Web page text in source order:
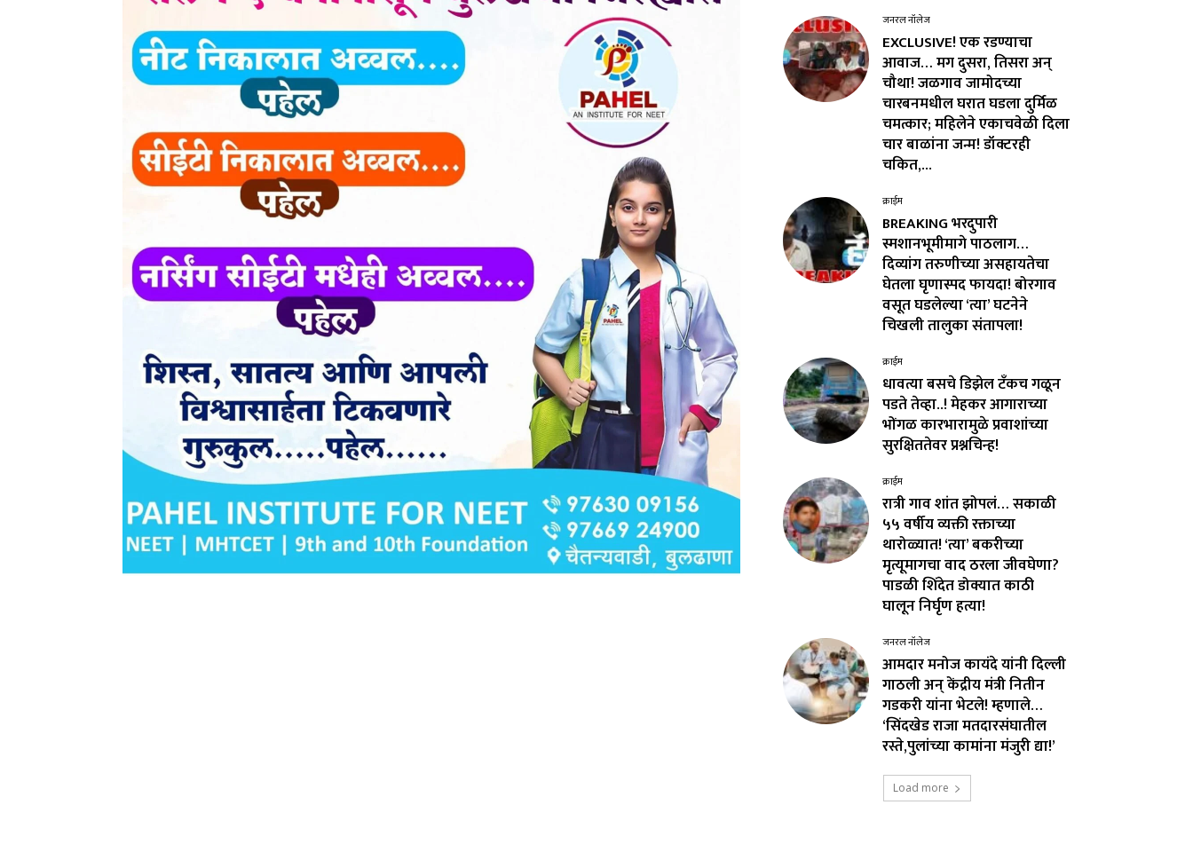
जनरल नॉलेज
EXCLUSIVE! एक रडण्याचा
आवाज… मग दुसरा, तिसरा अन्
चौथा! जळगाव जामोदच्या
चारबनमधील घरात घडला दुर्मिळ
चमत्कार; महिलेने एकाचवेळी दिला
चार बाळांना जन्म! डॉक्टरही
चकित,...
क्राईम
BREAKING भरदुपारी
स्मशानभूमीमागे पाठलाग…
दिव्यांग तरुणीच्या असहायतेचा
घेतला घृणास्पद फायदा! बोरगाव
वसूत घडलेल्या ‘त्या’ घटनेने
चिखली तालुका संतापला!
क्राईम
धावत्या बसचे डिझेल टँकच गळून
पडते तेव्हा..! मेहकर आगाराच्या
भोंगळ कारभारामुळे प्रवाशांच्या
सुरक्षिततेवर प्रश्नचिन्ह!
क्राईम
रात्री गाव शांत झोपलं… सकाळी
५५ वर्षीय व्यक्ती रक्ताच्या
थारोळ्यात! ‘त्या’ बकरीच्या
मृत्यूमागचा वाद ठरला जीवघेणा?
पाडळी शिंदेत डोक्यात काठी
घालून निर्घृण हत्या!
जनरल नॉलेज
आमदार मनोज कायंदे यांनी दिल्ली
गाठली अन् केंद्रीय मंत्री नितीन
गडकरी यांना भेटले! म्हणाले…
‘सिंदखेड राजा मतदारसंघातील
रस्ते,पुलांच्या कामांना मंजुरी द्या!’
Load more